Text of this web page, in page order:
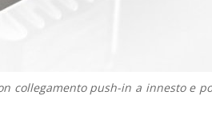
collegamento push-in a innesto e